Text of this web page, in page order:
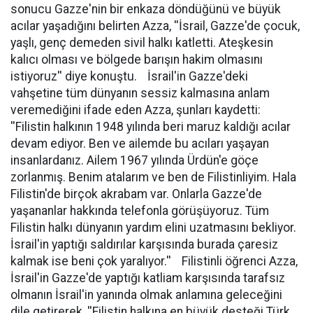
sonucu Gazze'nin bir enkaza döndüğünü ve büyük
acılar yaşadığını belirten Azza, ''İsrail, Gazze'de çocuk,
yaşlı, genç demeden sivil halkı katletti. Ateşkesin
kalıcı olması ve bölgede barışın hakim olmasını
istiyoruz'' diye konuştu. İsrail'in Gazze'deki
vahşetine tüm dünyanın sessiz kalmasına anlam
veremediğini ifade eden Azza, şunları kaydetti:
''Filistin halkının 1948 yılında beri maruz kaldığı acılar
devam ediyor. Ben ve ailemde bu acıları yaşayan
insanlardanız. Ailem 1967 yılında Ürdün'e göçe
zorlanmış. Benim atalarım ve ben de Filistinliyim. Hala
Filistin'de birçok akrabam var. Onlarla Gazze'de
yaşananlar hakkında telefonla görüşüyoruz. Tüm
Filistin halkı dünyanın yardım elini uzatmasını bekliyor.
İsrail'in yaptığı saldırılar karşısında burada çaresiz
kalmak ise beni çok yaralıyor.'' Filistinli öğrenci Azza,
İsrail'in Gazze'de yaptığı katliam karşısında tarafsız
olmanın İsrail'in yanında olmak anlamına geleceğini